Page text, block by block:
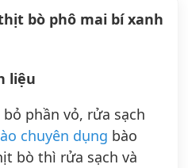
bò phô mai bí xanh
liệu
phần vỏ, rửa sạch
chuyên dụng bào
bò thì rửa sạch và